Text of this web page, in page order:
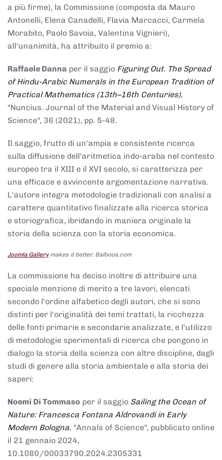
a più firme), la Commissione (composta da Mauro
Antonelli, Elena Canadelli, Flavia Marcacci, Carmela
Morabito, Paolo Savoia, Valentina Vignieri),
all'unanimità, ha attribuito il premio a:
Raffaele Danna per il saggio Figuring Out. The Spread
of Hindu-Arabic Numerals in the European Tradition of
Practical Mathematics (13th–16th Centuries),
"Nuncius. Journal of the Material and Visual History of
Science", 36 (2021), pp. 5-48.
Il saggio, frutto di un'ampia e consistente ricerca
sulla diffusione dell'aritmetica indo-araba nel contesto
europeo tra il XIII e il XVI secolo, si caratterizza per
una efficace e avvincente argomentazione narrativa.
L'autore integra metodologie tradizionali con analisi a
carattere quantitativo finalizzate alla ricerca storica
e storiografica, ibridando in maniera originale la
storia della scienza con la storia economica.
Joomla Gallerymakes it better. Balbooa.com
La commissione ha deciso inoltre di attribuire una
speciale menzione di merito a tre lavori, elencati
secondo l'ordine alfabetico degli autori, che si sono
distinti per l'originalità dei temi trattati, la ricchezza
delle fonti primarie e secondarie analizzate, e l'utilizzo
di metodologie sperimentali di ricerca che pongono in
dialogo la storia della scienza con altre discipline, dagli
studi di genere alla storia ambientale e alla storia dei
saperi:
Noemi Di Tommaso per il saggio Sailing the Ocean of
Nature: Francesca Fontana Aldrovandi in Early
Modern Bologna, "Annals of Science", pubblicato online
il 21 gennaio 2024,
10.1080/00033790.2024.2305331